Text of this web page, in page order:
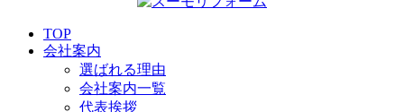
TOP
会社案内
選ばれる理由
会社案内一覧
代表挨拶